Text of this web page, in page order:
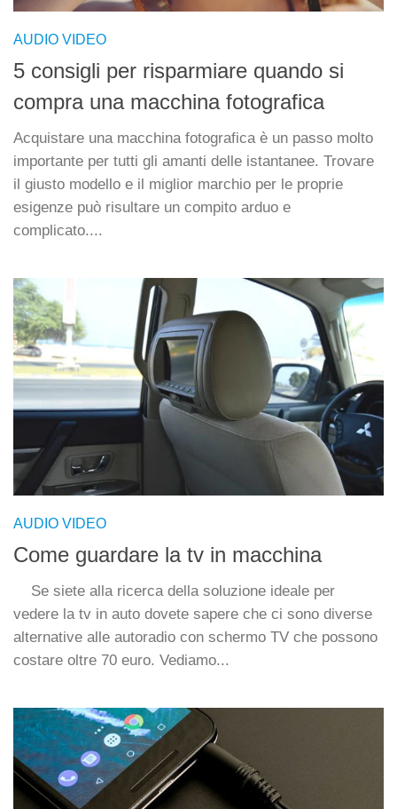
AUDIO VIDEO
5 consigli per risparmiare quando si
compra una macchina fotografica
Acquistare una macchina fotografica è un passo molto
importante per tutti gli amanti delle istantanee. Trovare
il giusto modello e il miglior marchio per le proprie
esigenze può risultare un compito arduo e
complicato....
AUDIO VIDEO
Come guardare la tv in macchina
Se siete alla ricerca della soluzione ideale per
vedere la tv in auto dovete sapere che ci sono diverse
alternative alle autoradio con schermo TV che possono
costare oltre 70 euro. Vediamo...